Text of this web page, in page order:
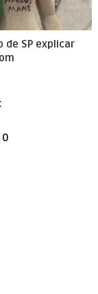
de SP explicar